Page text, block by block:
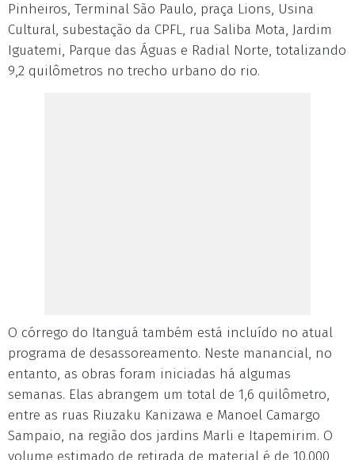
Pinheiros, Terminal São Paulo, praça Lions, Usina
Cultural, subestação da CPFL, rua Saliba Mota, Jardim
Iguatemi, Parque das Águas e Radial Norte, totalizando
9,2 quilômetros no trecho urbano do rio.
O córrego do Itanguá também está incluído no atual
programa de desassoreamento. Neste manancial, no
entanto, as obras foram iniciadas há algumas
semanas. Elas abrangem um total de 1,6 quilômetro,
entre as ruas Riuzaku Kanizawa e Manoel Camargo
Sampaio, na região dos jardins Marli e Itapemirim. O
volume estimado de retirada de material é de 10.000